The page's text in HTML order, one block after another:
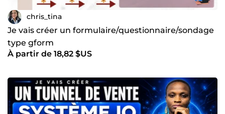
chris_tina
Je vais créer un formulaire/questionnaire/sondage
type gform
À partir de 18,82 $US